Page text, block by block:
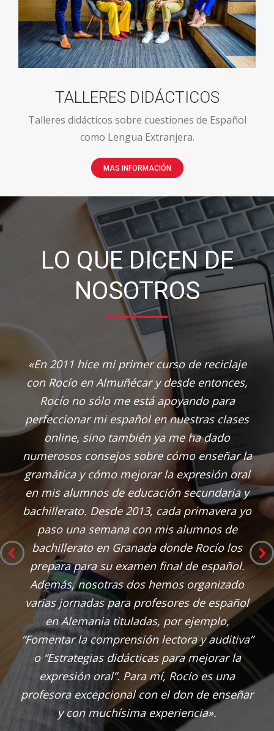
TALLERES DIDÁCTICOS
Talleres didácticos sobre cuestiones de Español
como Lengua Extranjera.
MAS INFORMACIÓN
LO QUE DICEN DE
NOSOTROS
«En 2011 hice mi primer curso de reciclaje
con Rocío en Almuñécar y desde entonces,
Rocío no sólo me está apoyando para
perfeccionar mi español en nuestras clases
online, sino también ya me ha dado
numerosos consejos sobre cómo enseñar la
gramática y cómo mejorar la expresión oral
en mis alumnos de educación secundaria y
bachillerato. Desde 2013, cada primavera yo
paso una semana con mis alumnos de
bachillerato en Granada donde Rocío los
prepara para su examen final de español.
Además, nosotras dos hemos organizado
varias jornadas para profesores de español
en Alemania tituladas, por ejemplo,
“Fomentar la comprensión lectora y auditiva”
o “Estrategias didácticas para mejorar la
expresión oral”. Para mí, Rocío es una
profesora excepcional con el don de enseñar
y con muchísima experiencia».